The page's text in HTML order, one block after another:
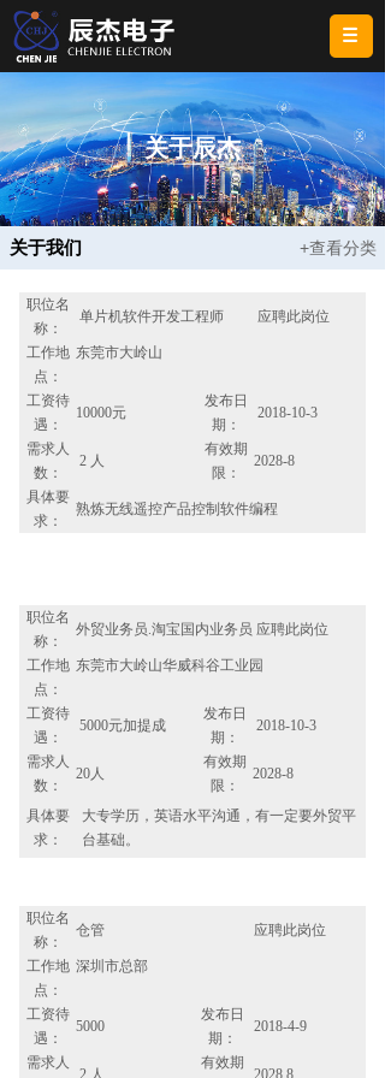
关于辰杰
+查看分类
关于我们
职位名
称：
单片机软件开发工程师 应聘此岗位
工作地
点：
东莞市大岭山
工资待
遇：
10000元
发布日
期：
2018-10-3
需求人
数：
2 人
有效期
限：
2028-8
具体要
求：
熟炼无线遥控产品控制软件编程
职位名
称：
外贸业务员.淘宝国内业务员 应聘此岗位
工作地
点：
东莞市大岭山华威科谷工业园
工资待
遇：
5000元加提成
发布日
期：
2018-10-3
需求人
数：
20人
有效期
限：
2028-8
具体要
求：
大专学历，英语水平沟通，有一定要外贸平
台基础。
职位名
称：
仓管 应聘此岗位
工作地
点：
深圳市总部
工资待
遇：
5000
发布日
期：
2018-4-9
需求人
2 人
有效期
2028.8